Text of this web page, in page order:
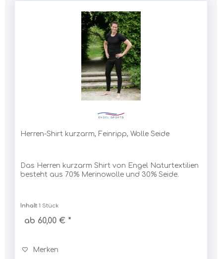
Herren-Shirt kurzarm, Feinripp, Wolle Seide
Das Herren kurzarm Shirt von Engel Naturtextilien
besteht aus 70% Merinowolle und 30% Seide.
Inhalt 1 Stück
ab 60,00 € *
Merken